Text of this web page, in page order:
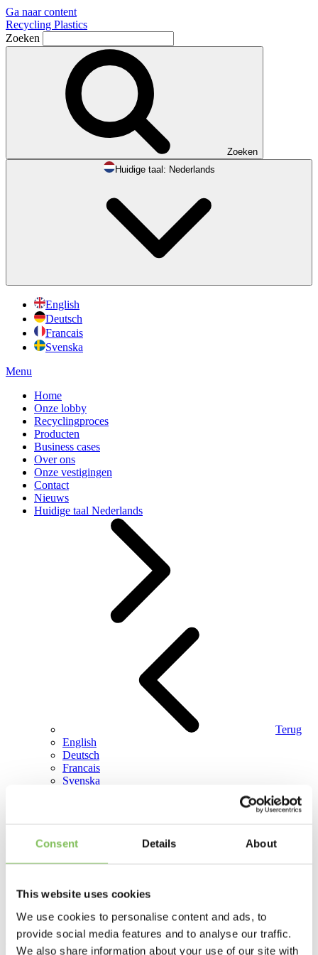
Consent Details About
This website uses cookies
We use cookies to personalise content and ads, to
provide social media features and to analyse our traffic.
We also share information about your use of our site with
Ga naar content
Recycling Plastics
Zoeken
Zoeken
Huidige taal:
English
Deutsch
Francais
Svenska
Menu
Home
Onze lobby
Recyclingproces
Producten
Business cases
Over ons
Onze vestigingen
Contact
Nieuws
Huidige taal Nederlands
Terug
English
Deutsch
Francais
Svenska
Actueel